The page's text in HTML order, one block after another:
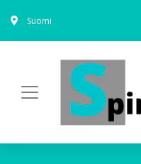
Suomi